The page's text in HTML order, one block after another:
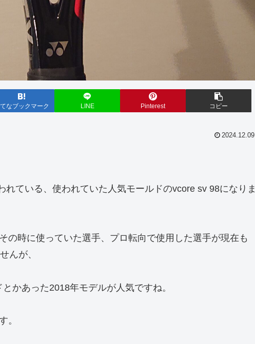
なブックマーク LINE Pinterest コピー
2024.12.09
ている、使われていた人気モールドのvcore sv 98になりま
の時に使っていた選手、プロ転向で使用した選手が現在も
んが、
かあった2018年モデルが人気ですね。
。